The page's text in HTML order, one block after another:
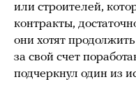
или строителей,
контракты,
они хотят
за свой счет
подчеркнул один из